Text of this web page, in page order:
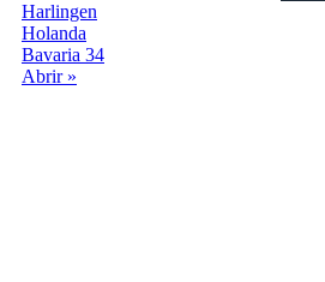
Harlingen
Holanda
Bavaria 34
Abrir »